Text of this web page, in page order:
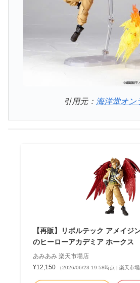
引用元： 海洋堂オン
【再販】リボルテック アメイジ
のヒーローアカデミア ホークス
あみあみ 楽天市場店
¥12,150
（2026/06/23 19:58時点 | 楽天市場